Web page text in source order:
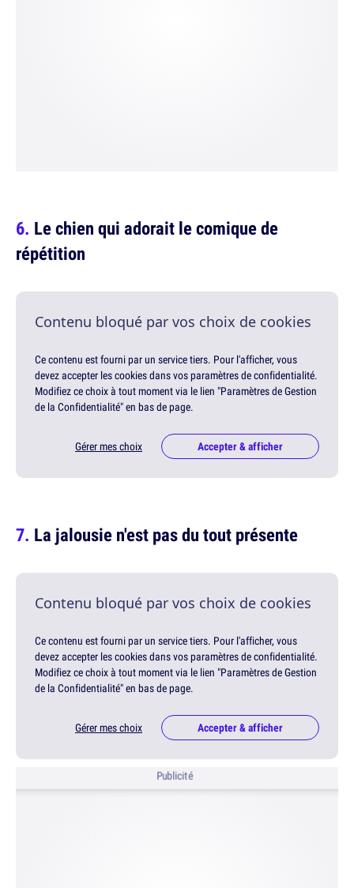
Le chien qui adorait le comique de
répétition
Contenu bloqué par vos choix de cookies
Ce contenu est fourni par un service tiers. Pour l'afficher, vous
devez accepter les cookies dans vos paramètres de confidentialité.
Modifiez ce choix à tout moment via le lien "Paramètres de Gestion
de la Confidentialité" en bas de page.
Gérer mes choix Accepter & afficher
La jalousie n'est pas du tout présente
Contenu bloqué par vos choix de cookies
Ce contenu est fourni par un service tiers. Pour l'afficher, vous
devez accepter les cookies dans vos paramètres de confidentialité.
Modifiez ce choix à tout moment via le lien "Paramètres de Gestion
de la Confidentialité" en bas de page.
Gérer mes choix Accepter & afficher
Publicité